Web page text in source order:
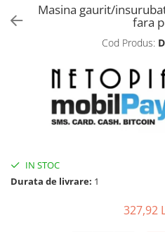
Motoburghie si accesorii
Accesorii motoburghie
Drujbe, fierastraie electrice
Drujbe pe benzina
Drujbe cu acumulator
Drujbe electrice
Unelte electrice busteni
Masina gaurit/
fara
Cod Produs:
IN STOC
Durata de livrare: 1
327,92